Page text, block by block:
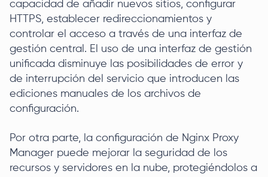
capacidad de añadir nuevos sitios, configurar
HTTPS, establecer redireccionamientos y
controlar el acceso a través de una interfaz de
gestión central. El uso de una interfaz de gestión
unificada disminuye las posibilidades de error y
de interrupción del servicio que introducen las
ediciones manuales de los archivos de
configuración.
Por otra parte, la configuración de Nginx Proxy
Manager puede mejorar la seguridad de los
recursos y servidores en la nube, protegiéndolos a